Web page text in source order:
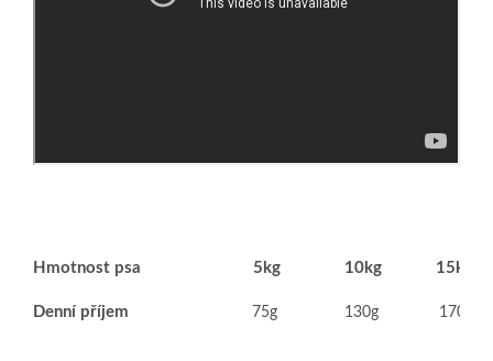
Hmotnost psa 5kg 10kg 15kg
Denní příjem 75g 130g 170g